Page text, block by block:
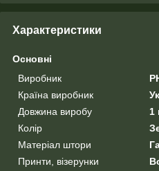
Характеристики
Основні
Виробник
Країна виробник
Довжина виробу
1
Колір
Матеріал штори
Принти, візерунки